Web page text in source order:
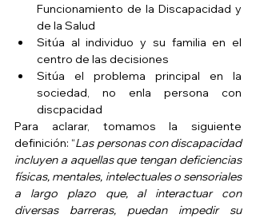
Funcionamiento de la Discapacidad y
de la Salud
Sitúa al individuo y su familia en el
centro de las decisiones
Sitúa el problema principal en la
sociedad, no enla persona con
discpacidad
Para aclarar, tomamos la siguiente
definición: “Las personas con discapacidad
incluyen a aquellas que tengan deficiencias
físicas, mentales, intelectuales o sensoriales
a largo plazo que, al interactuar con
diversas barreras, puedan impedir su